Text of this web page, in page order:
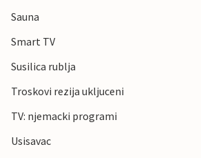
Sauna
Smart TV
Susilica rublja
Troskovi rezija ukljuceni
TV: njemacki programi
Usisavac